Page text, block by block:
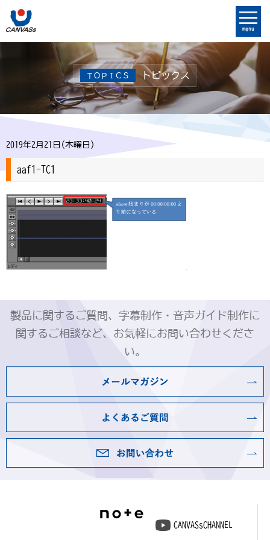
menu
ＴＯＰＩＣＳ トピックス
2019年2月21日(木曜日)
aaf1-TC1
製品に関するご質問、字幕制作・音声ガイド制作に
関するご相談など、お気軽にお問い合わせくださ
い。
CANVASsCHANNEL